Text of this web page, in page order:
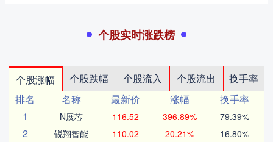
个股实时涨跌榜
个股涨幅 个股跌幅 个股流入 个股流出
换手率
排名
名称 最新价 涨幅
换手率
1
N展芯 116.52 396.89% 79.39%
2 锐翔智能 110.02 20.21% 16.80%